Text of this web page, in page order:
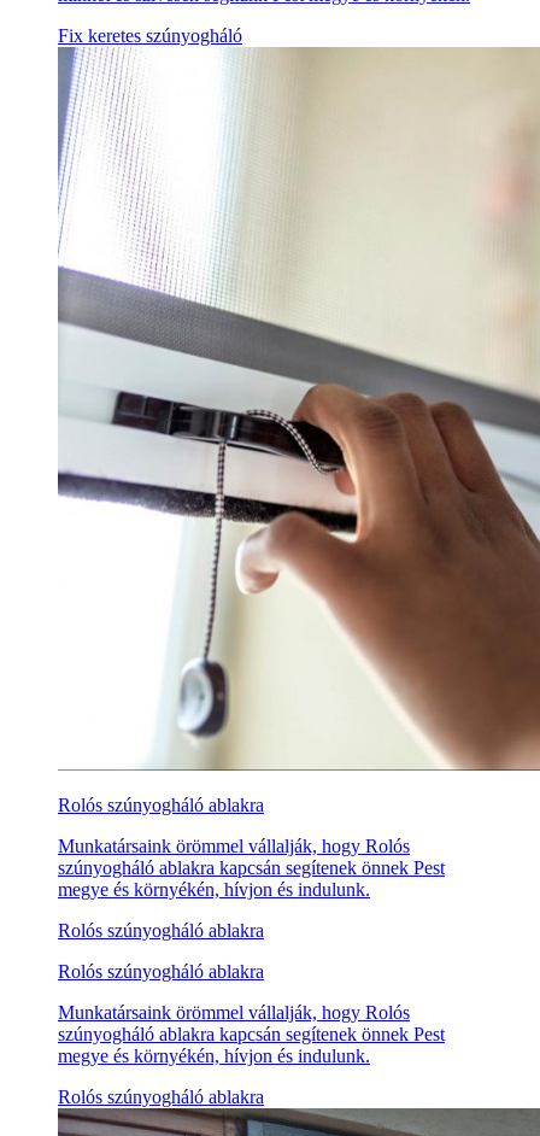
Fix keretes szúnyogháló
Rolós szúnyogháló ablakra
Munkatársaink örömmel vállalják, hogy Rolós
szúnyogháló ablakra kapcsán segítenek önnek Pest
megye és környékén, hívjon és indulunk.
Rolós szúnyogháló ablakra
Rolós szúnyogháló ablakra
Munkatársaink örömmel vállalják, hogy Rolós
szúnyogháló ablakra kapcsán segítenek önnek Pest
megye és környékén, hívjon és indulunk.
Rolós szúnyogháló ablakra